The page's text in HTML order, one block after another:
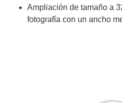
Ampliación de tamaño a
fotografía con un ancho